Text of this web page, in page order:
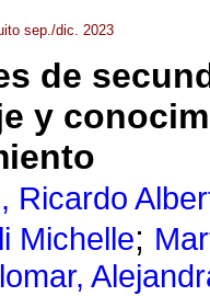
sep./dic. 2023
de
y
Ricardo
Michelle;